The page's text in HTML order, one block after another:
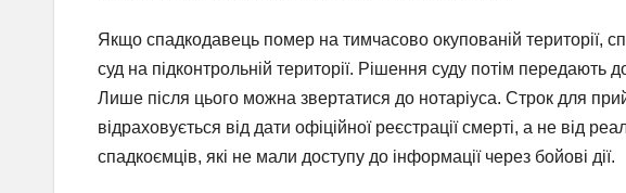
Якщо спадкодавець помер на тимчасово окупованій території,
суд на підконтрольній території. Рішення суду потім передають
Лише після цього можна звертатися до нотаріуса. Строк для
відраховується від дати офіційної реєстрації смерті, а не від
спадкоємців, які не мали доступу до інформації через бойові дії.